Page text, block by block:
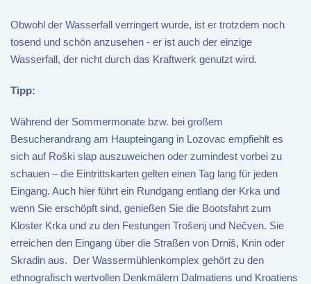
Obwohl der Wasserfall verringert wurde, ist er trotzdem noch
tosend und schön anzusehen - er ist auch der einzige
Wasserfall, der nicht durch das Kraftwerk genutzt wird.
Tipp:
Während der Sommermonate bzw. bei großem
Besucherandrang am Haupteingang in Lozovac empfiehlt es
sich auf Roški slap auszuweichen oder zumindest vorbei zu
schauen – die Eintrittskarten gelten einen Tag lang für jeden
Eingang. Auch hier führt ein Rundgang entlang der Krka und
wenn Sie erschöpft sind, genießen Sie die Bootsfahrt zum
Kloster Krka und zu den Festungen Trošenj und Nečven. Sie
erreichen den Eingang über die Straßen von Drniš, Knin oder
Skradin aus. Der Wassermühlenkomplex gehört zu den
ethnografisch wertvollen Denkmälern Dalmatiens und Kroatiens